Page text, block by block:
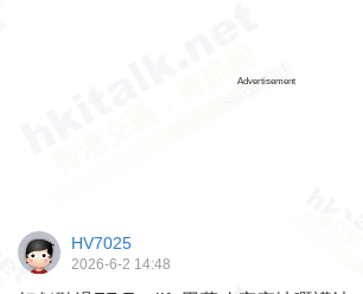
Advertisement
HV7025
2026-6-2 14:48